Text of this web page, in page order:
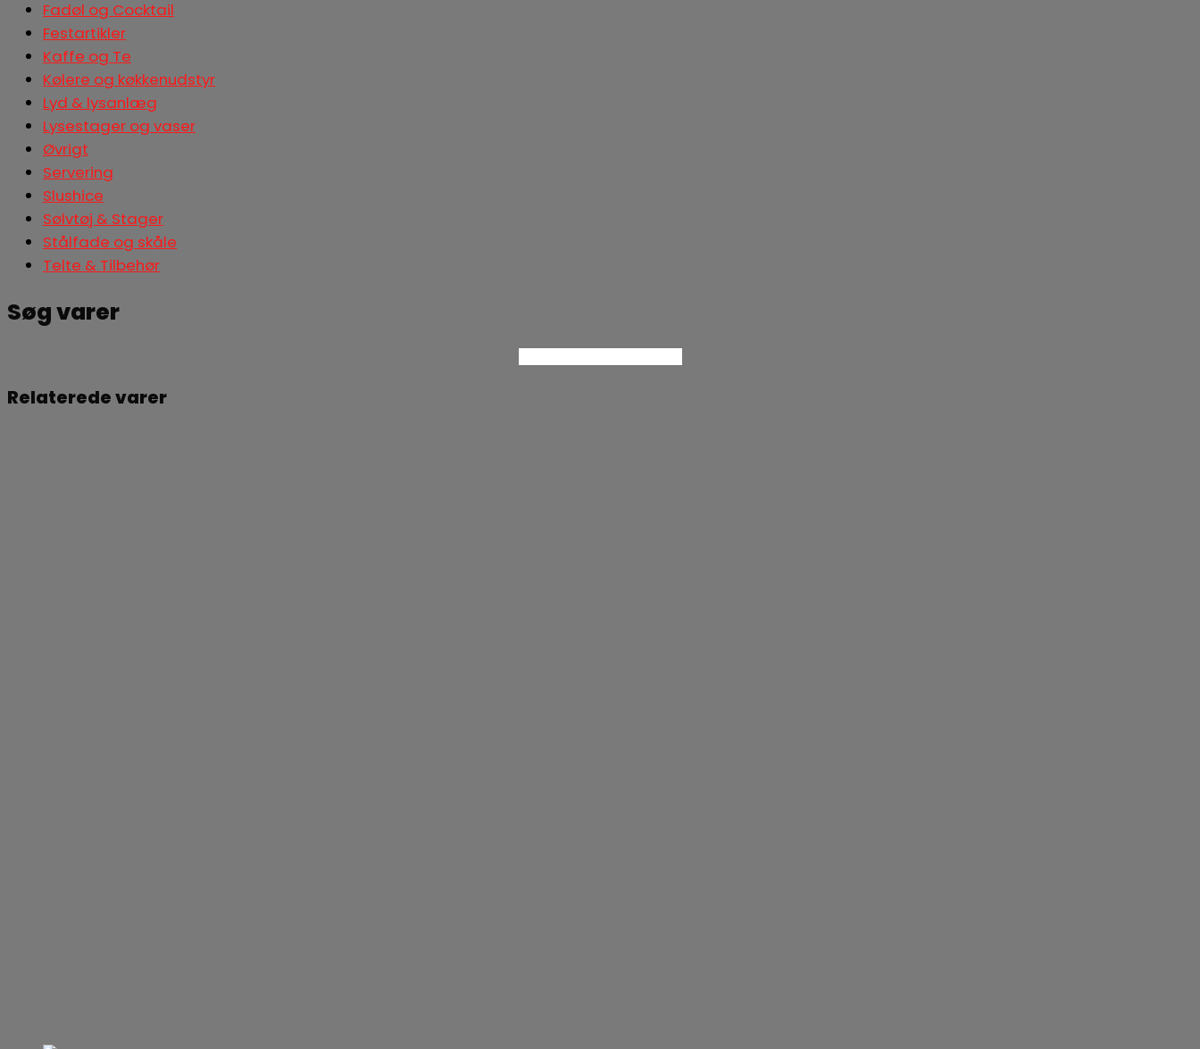
Fadøl og Cocktail
Festartikler
Kaffe og Te
Kølere og køkkenudstyr
Lyd & lysanlæg
Lysestager og vaser
Øvrigt
Servering
Slushice
Sølvtøj & Stager
Stålfade og skåle
Telte & Tilbehør
Søg varer
Relaterede varer